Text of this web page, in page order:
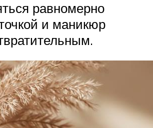
равномерно
и маникюр